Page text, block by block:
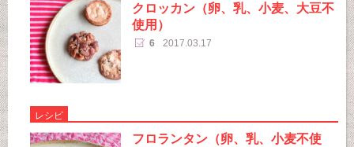
クロッカン（卵、乳、小麦、大豆不
使用）
6 2017.03.17
レシピ
フロランタン（卵、乳、小麦不使